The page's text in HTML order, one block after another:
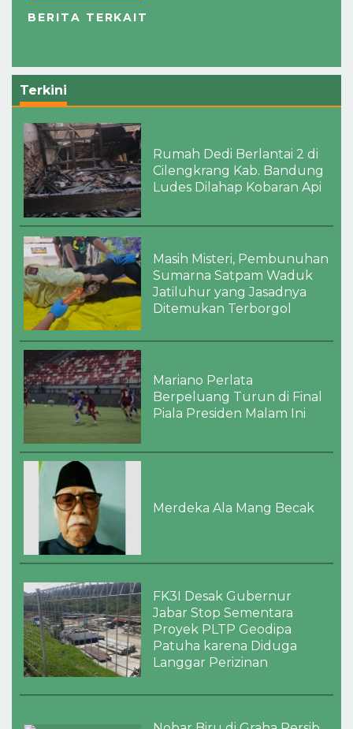
BERITA TERKAIT
Terkini
Rumah Dedi Berlantai 2 di
Cilengkrang Kab. Bandung
Ludes Dilahap Kobaran Api
Masih Misteri, Pembunuhan
Sumarna Satpam Waduk
Jatiluhur yang Jasadnya
Ditemukan Terborgol
Mariano Perlata
Berpeluang Turun di Final
Piala Presiden Malam Ini
Merdeka Ala Mang Becak
FK3I Desak Gubernur
Jabar Stop Sementara
Proyek PLTP Geodipa
Patuha karena Diduga
Langgar Perizinan